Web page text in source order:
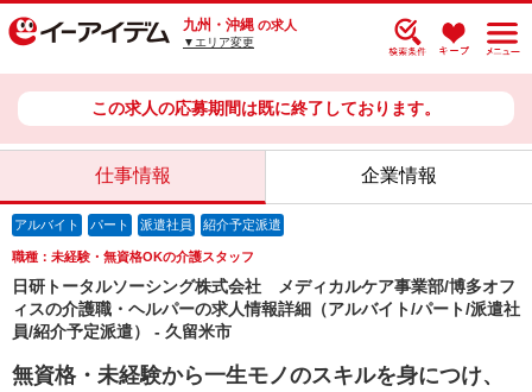
九州・沖縄 の求人
▼エリア変更
この求人の応募期間は既に終了しております。
仕事情報 企業情報
アルバイト パート 派遣社員 紹介予定派遣
職種：未経験・無資格OKの介護スタッフ
日研トータルソーシング株式会社 メディカルケア事業部/博多オフ
ィスの介護職・ヘルパーの求人情報詳細（アルバイト/パート/派遣社
員/紹介予定派遣） - 久留米市
無資格・未経験から一生モノのスキルを身につけ、